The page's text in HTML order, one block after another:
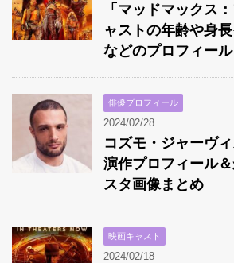
「マッドマックス
ャストの年齢や身
などのプロフィー
俳優プロフィール
2024/02/28
コズモ・ジャーヴ
演作プロフィール
スタ画像まとめ
映画キャスト
2024/02/18